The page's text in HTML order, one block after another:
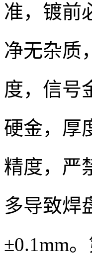
准，镀前
净无杂质
度，信号
硬金，厚
精度，严
多导致焊
±0.1mm